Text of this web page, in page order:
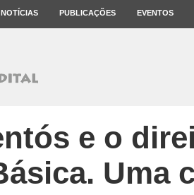
NOTÍCIAS PUBLICAÇÕES EVENTOS
e o
Uma